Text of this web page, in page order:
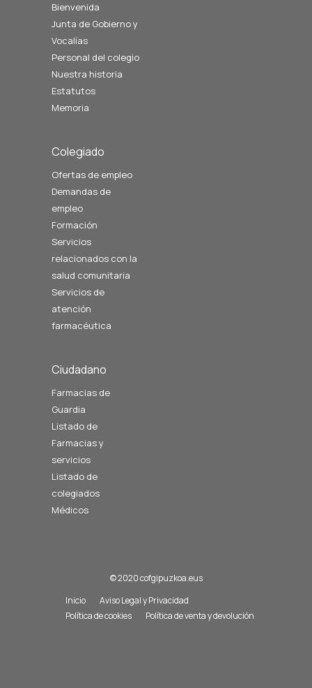
Bienvenida
Junta de Gobierno y
Vocalías
Personal del colegio
Nuestra historia
Estatutos
Memoria
Colegiado
Ofertas de empleo
Demandas de
empleo
Formación
Servicios
relacionados con la
salud comunitaria
Servicios de
atención
farmacéutica
Ciudadano
Farmacias de
Guardia
Listado de
Farmacias y
servicios
Listado de
colegiados
Médicos
© 2020 cofgipuzkoa.eus
Inicio
Aviso Legal y Privacidad
Política de cookies
Política de venta y devolución